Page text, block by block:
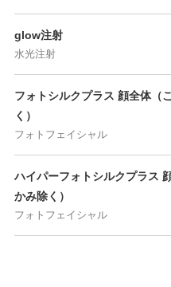
glow注射
水光注射
フォトシルクプラス 顔全体（
く）
フォトフェイシャル
ハイパーフォトシルクプラス
かみ除く）
フォトフェイシャル